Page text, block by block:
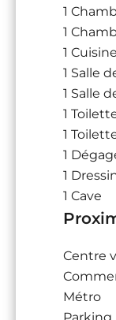
1
1
1
1 Salle
1 Salle
1
1
1
1
1 Cave
Centre
Métro